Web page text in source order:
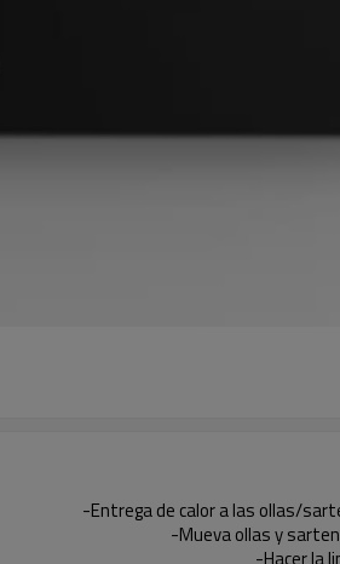
-Entrega de calor a las ollas/
-Mueva ollas y